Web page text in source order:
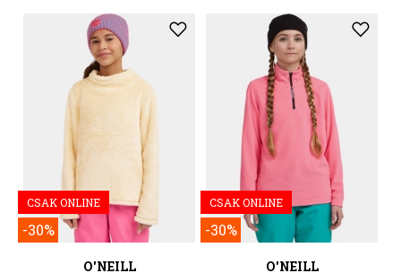
CSAK ONLINE
-30%
O'NEILL
CSAK ONLINE
-30%
O'NEILL